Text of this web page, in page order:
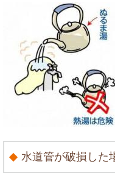
水道管が破損した